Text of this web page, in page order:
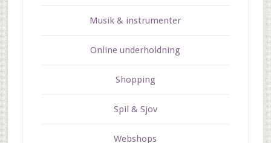
Musik & instrumenter
Online underholdning
Shopping
Spil & Sjov
Webshops